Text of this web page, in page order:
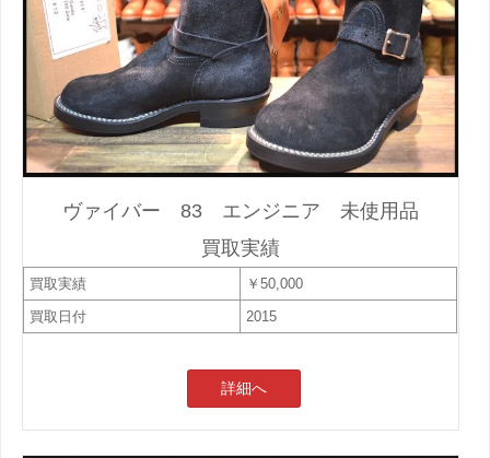
ヴァイバー 83 エンジニア 未使用品
買取実績
買取実績
￥50,000
買取日付
2015
詳細へ